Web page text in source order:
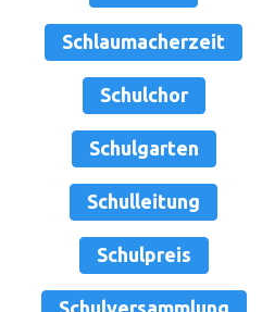
Schlaumacherzeit
Schulchor
Schulgarten
Schulleitung
Schulpreis
Schulversammlung